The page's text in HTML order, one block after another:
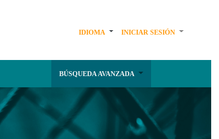
IDIOMA INICIAR SESIÓN
BÚSQUEDA AVANZADA